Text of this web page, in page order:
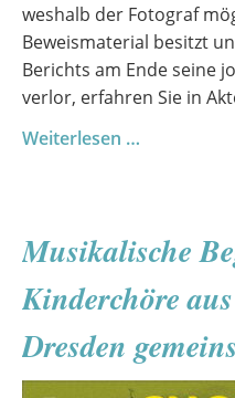
weshalb der Fotograf
Beweismaterial besitzt
Berichts am Ende seine
verlor, erfahren Sie in
Weiterlesen …
–
D.I.
Musikalische
Kinderchöre
Dresden